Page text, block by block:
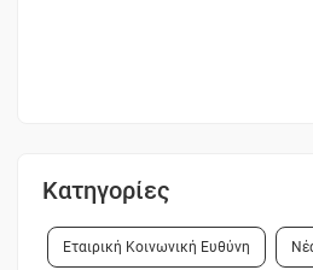
Κατηγορίες
Εταιρική Κοινωνική Ευθύνη